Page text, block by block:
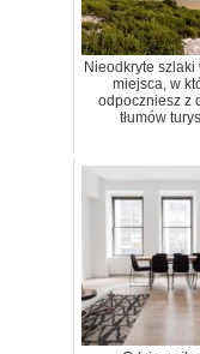
Nieodkryte szlaki
miejsca, w
odpoczniesz z
tłumów